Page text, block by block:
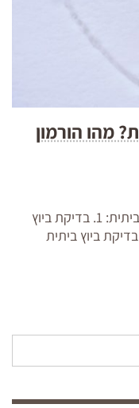
מהו הורמון
ישנם שני סוגים עיקריים של בדיקת ביוץ ביתית: 1. בדיקת ביוץ
ביוץ ביתית